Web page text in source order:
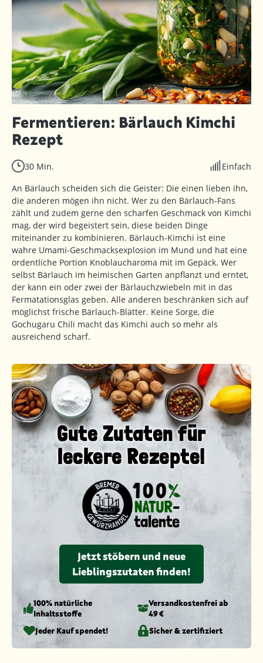
Fermentieren: Bärlauch Kimchi
Rezept
30 Min.
Einfach
An Bärlauch scheiden sich die Geister: Die einen lieben ihn,
die anderen mögen ihn nicht. Wer zu den Bärlauch-Fans
zählt und zudem gerne den scharfen Geschmack von Kimchi
mag, der wird begeistert sein, diese beiden Dinge
miteinander zu kombinieren. Bärlauch-Kimchi ist eine
wahre Umami-Geschmacksexplosion im Mund und hat eine
ordentliche Portion Knoblaucharoma mit im Gepäck. Wer
selbst Bärlauch im heimischen Garten anpflanzt und erntet,
der kann ein oder zwei der Bärlauchzwiebeln mit in das
Fermatationsglas geben. Alle anderen beschränken sich auf
möglichst frische Bärlauch-Blätter. Keine Sorge, die
Gochugaru Chili macht das Kimchi auch so mehr als
ausreichend scharf.
Gute Zutaten für
leckere Rezepte!
Jetzt stöbern und neue
Lieblingszutaten finden!
100% natürliche
Inhaltsstoffe
Versandkosten­frei ab
49 €
Jeder Kauf spendet!
Sicher & zertifiziert